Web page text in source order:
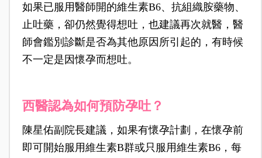
如果已服用醫師開的維生素B6、抗組織胺藥物、
止吐藥，卻仍然覺得想吐，也建議再次就醫，醫
師會鑑別診斷是否為其他原因所引起的，有時候
不一定是因懷孕而想吐。
西醫認為如何預防孕吐？
陳星佑副院長建議，如果有懷孕計劃，在懷孕前
即可開始服用維生素B群或只服用維生素B6，每